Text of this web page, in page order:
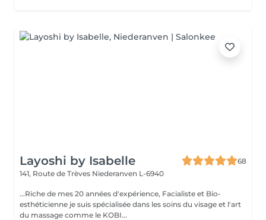
Layoshi by Isabelle
68
141, Route de Trèves Niederanven L-6940
...Riche de mes 20 années d'expérience, Facialiste et Bio-
esthéticienne je suis spécialisée dans les soins du visage et l'art
du massage comme le KOBI...